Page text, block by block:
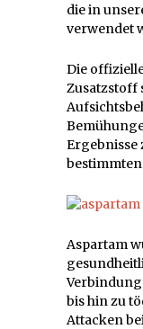
die in
verwendet
Die
Zusatzstoff
Ergebnisse
Aspartam
bis hin zu
Attacken